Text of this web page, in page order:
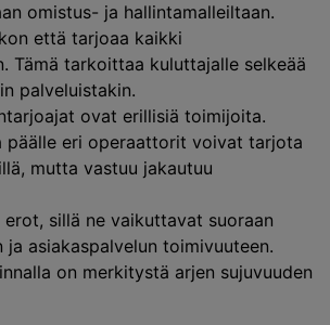
omistus- ja hallintamalleiltaan.
että tarjoaa kaikki
Tämä tarkoittaa kuluttajalle selkeää
palveluistakin.
ovat erillisiä toimijoita.
päälle eri operaattorit voivat tarjota
mutta vastuu jakautuu
sillä ne vaikuttavat suoraan
asiakaspalvelun toimivuuteen.
on merkitystä arjen sujuvuuden